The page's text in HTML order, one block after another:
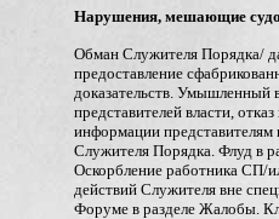
Нарушения, мешающие
Обман Служителя Порядка/
предоставление
доказательств. Умышленный
представителей власти,
информации представителям
Служителя Порядка. Флуд в
Оскорбление работника СП/
действий Служителя вне
Форуме в разделе Жалобы.